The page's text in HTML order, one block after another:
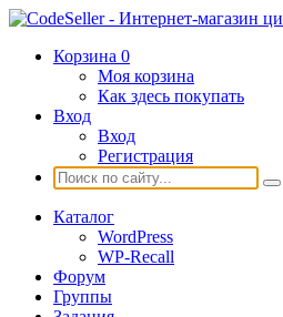
Корзина 0
Моя корзина
Как здесь покупать
Вход
Вход
Регистрация
Каталог
WordPress
WP-Recall
Форум
Группы